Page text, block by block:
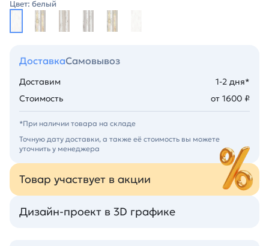
Цвет: белый
ДоставкаСамовывоз
Доставим
1-2 дня*
Стоимость
от 1600 ₽
*При наличии товара на складе
Точную дату доставки, а также её стоимость вы можете
уточнить у менеджера
Товар участвует в акции
Дизайн-проект в 3D графике